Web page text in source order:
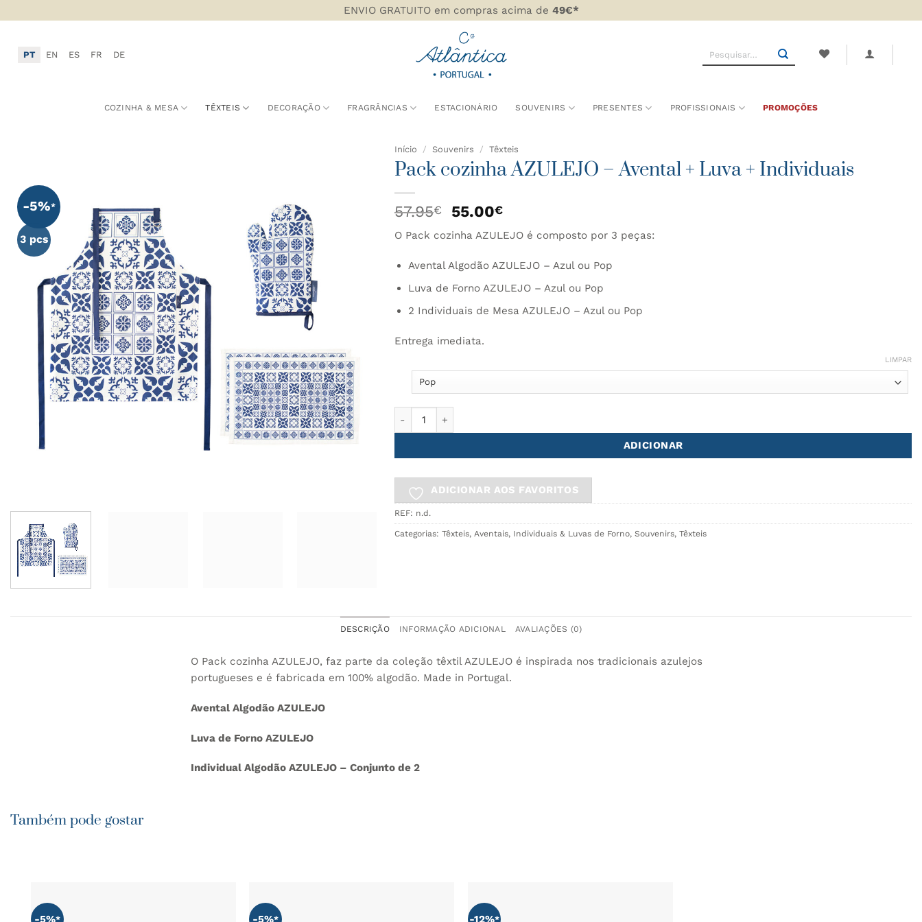
to
ENVIO GRATUITO em compras acima de 49€*
PT EN ES FR DE
Pesquisar
COZINHA & MESA TÊXTEIS DECORAÇÃO FRAGRÂNCIAS ESTACIONÁRIO SOUVENIRS PRESENTES PROFISSIONAIS PROMOÇÕES
-5%
3 pcs
FAVORITOS
Início / Souvenirs / Têxteis
Pack cozinha AZULEJO – Avental + Luva + Individuais
57.95€
O
original
57.95€.
55.00€O
preço
atual
55.00€.
O Pack cozinha AZULEJO é composto por 3 peças:
Avental Algodão AZULEJO – Azul ou Pop
Luva de Forno AZULEJO – Azul ou Pop
2 Individuais de Mesa AZULEJO – Azul ou Pop
Entrega imediata.
LIMPAR
ADICIONAR
ADICIONAR AOS FAVORITOS
REF: n.d.
Categorias: Têxteis, Aventais, Individuais & Luvas de Forno, Souvenirs, Têxteis
DESCRIÇÃO INFORMAÇÃO ADICIONAL AVALIAÇÕES (0)
O Pack cozinha AZULEJO, faz parte da coleção têxtil AZULEJO é inspirada nos tradicionais azulejos
portugueses e é fabricada em 100% algodão. Made in Portugal.
Avental Algodão AZULEJO
Luva de Forno AZULEJO
Individual Algodão AZULEJO – Conjunto de 2
Também pode gostar
-5% -5% -12%